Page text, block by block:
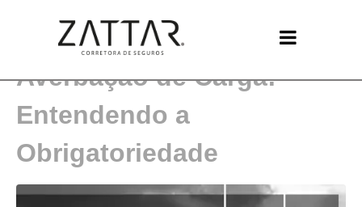
A Importância da
Averbação de Carga:
Entendendo a
Obrigatoriedade